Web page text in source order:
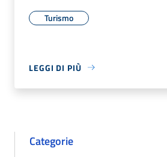
Turismo
LEGGI DI PIÙ
Categorie